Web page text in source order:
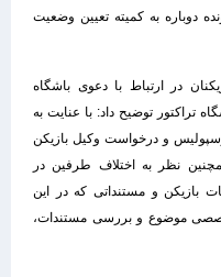
به کمیته تعیین وضعیت
در ارتباط با دعوی باشگاه
توضیح داد: با عنایت به
و درخواست وکیل بازیکن
نظر به اختلاف طرفین در
و مستنداتی که در این
موضوع و بررسی مستندات،